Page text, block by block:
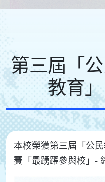
第三屆「
教育
本校榮獲第三屆「公
賽「最踴躍參與校」-